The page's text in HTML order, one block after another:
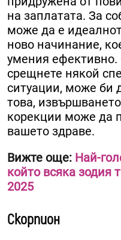
на заплатата. За
може да е
ново начинание,
умения
срещнете някой
ситуации, може би
това,
корекции може да
вашето здраве.
Вижте още: Най-
който всяка зодия
2025
Скорпион